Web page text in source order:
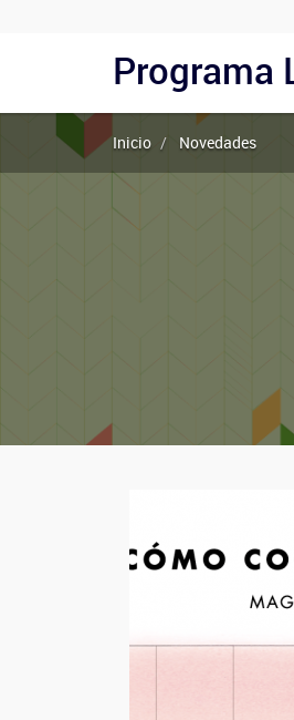
Usuarios
Anónimos
Programa
principal
Inicio Novedades